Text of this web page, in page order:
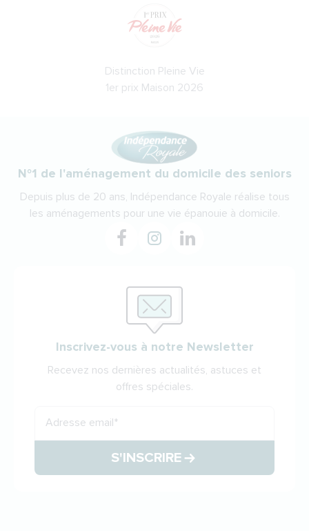
Distinction Pleine Vie
1er prix Maison 2026
N°1 de l'aménagement du domicile des seniors
Depuis plus de 20 ans, Indépendance Royale réalise tous
les aménagements pour une vie épanouie à domicile.
Inscrivez-vous à notre Newsletter
Recevez nos dernières actualités, astuces et
offres spéciales.
Adresse email*
S'INSCRIRE